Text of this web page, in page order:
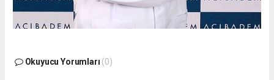
Okuyucu Yorumları (0)